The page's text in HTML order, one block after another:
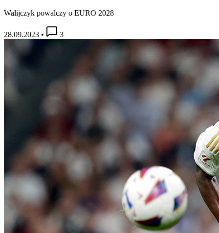
Walijczyk powalczy o EURO 2028
28.09.2023 • 3